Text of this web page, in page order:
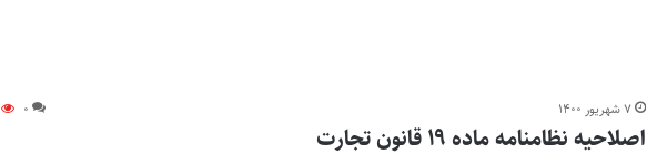
۷ شهریور ۱۴۰۰ ۰
اصلاحیه نظامنامه ماده ۱۹ قانون تجارت